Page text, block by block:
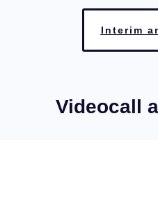
Interim
Videocall